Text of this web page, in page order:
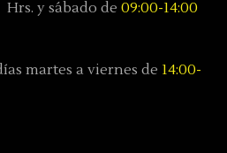
Hrs. y sábado de 09:00-14:00
martes a viernes de 14:00-